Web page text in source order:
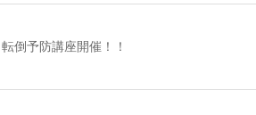
転倒予防講座開催！！